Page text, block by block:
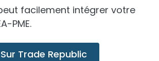
facilement intégrer votre
PME.
Sur Trade Republic